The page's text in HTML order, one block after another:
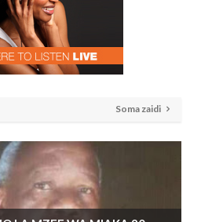
Soma zaidi